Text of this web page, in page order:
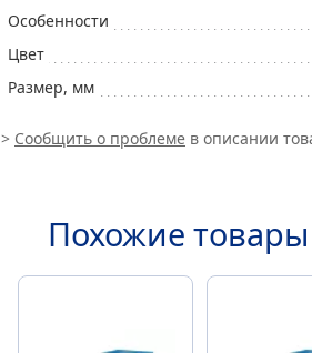
Особенности
Цвет
Размер, мм
> Сообщить о проблеме в описании
Похожие товары